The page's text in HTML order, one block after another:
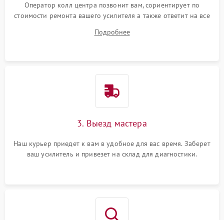
Оператор колл центра позвонит вам, сориентирует по
стоимости ремонта вашего усилителя а также ответит на все
Подробнее
3. Выезд мастера
Наш курьер приедет к вам в удобное для вас время. Заберет
ваш усилитель и привезет на склад для диагностики.